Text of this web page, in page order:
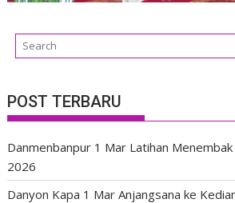
POST TERBARU
Danmenbanpur 1 Mar Latihan
2026
Danyon Kapa 1 Mar Anjangsana ke